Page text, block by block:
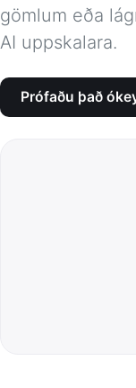
gömlum eða
AI uppskalara.
Prófaðu það